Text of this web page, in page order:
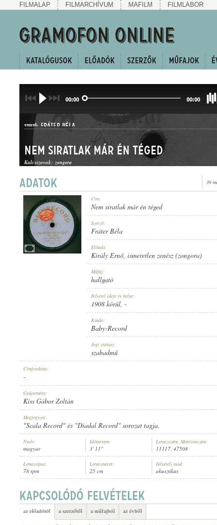
FILMALAP FILMARCHÍVUM MAFILM FILMLABOR
00:00 00:00
KIRÁLY ERNŐ ,ISMERETLEN ZENÉSZ (ZONGORA)
SZERZŐ: FRÁTER BÉLA
HALLGATÓ
1908 KÖRÜL
LEMEZSZÁM:
Nem siratlak már én téged
Kulcsszavak: zongora
39
Cím:
Nem siratlak már én téged
Szerző:
Fráter Béla
Előadó:
Király Ernő, ismeretlen zenész (zongora)
Műfaj:
hallgató
Felvétel ideje és helye:
1908 körül, -
Kiadó:
Baby-Record
Jogi státusz:
szabadmű
Címfordítás:
-
Gyűjtemény:
Kiss Gábor Zoltán
Megjegyzés:
"Scala Record" és "Diadal Record" sorozat tagja.
Nyelv:
magyar
Időtartam:
3' 11"
Lemezszám, Matricaszám:
11117, 47508
Lemeztípus:
78 rpm
Lemezméret:
25 cm
Felvételi mód:
akusztikus
az előadótól a szerzőtől a műfajból az évből